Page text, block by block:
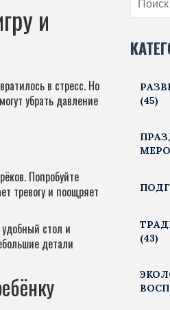
и
в стресс. Но
убрать давление
Попробуйте
тревогу и поощряет
стол и
детали
(45)
(43)